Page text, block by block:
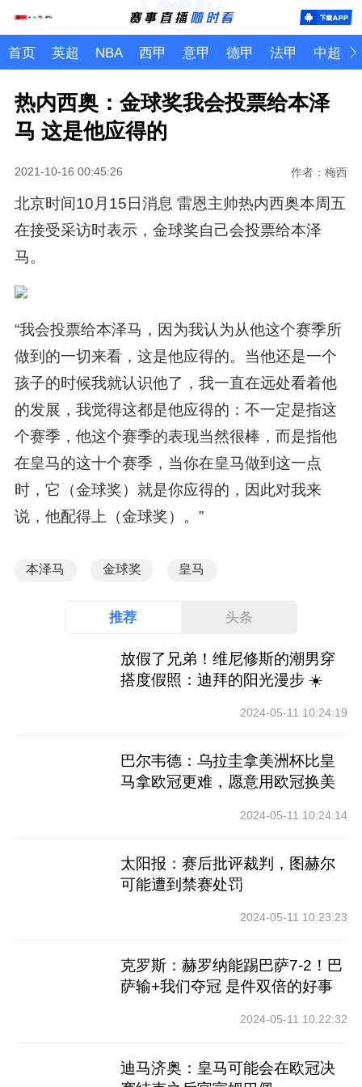
首页 英超 NBA 西甲 意甲 德甲 法甲 中超
热内西奥：金球奖我会投票给本泽
马 这是他应得的
2021-10-16 00:45:26 作者：梅西
北京时间10月15日消息 雷恩主帅热内西奥本周五
在接受采访时表示，金球奖自己会投票给本泽
马。
“我会投票给本泽马，因为我认为从他这个赛季所
做到的一切来看，这是他应得的。当他还是一个
孩子的时候我就认识他了，我一直在远处看着他
的发展，我觉得这都是他应得的：不一定是指这
个赛季，他这个赛季的表现当然很棒，而是指他
在皇马的这十个赛季，当你在皇马做到这一点
时，它（金球奖）就是你应得的，因此对我来
说，他配得上（金球奖）。”
本泽马 金球奖 皇马
推荐 头条
放假了兄弟！维尼修斯的潮男穿
搭度假照：迪拜的阳光漫步 ☀️
2024-05-11 10:24:19
巴尔韦德：乌拉圭拿美洲杯比皇
马拿欧冠更难，愿意用欧冠换美
2024-05-11 10:24:14
太阳报：赛后批评裁判，图赫尔
可能遭到禁赛处罚
2024-05-11 10:23:23
克罗斯：赫罗纳能踢巴萨7-2！巴
萨输+我们夺冠 是件双倍的好事
2024-05-11 10:22:32
迪马济奥：皇马可能会在欧冠决